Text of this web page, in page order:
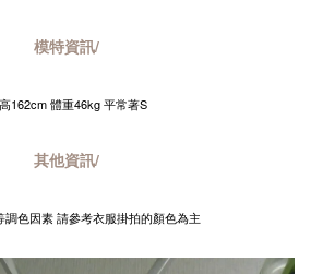
模特資訊/
162cm 體重46kg 平常著S
其他資訊/
調色因素 請參考衣服掛拍的顏色為主